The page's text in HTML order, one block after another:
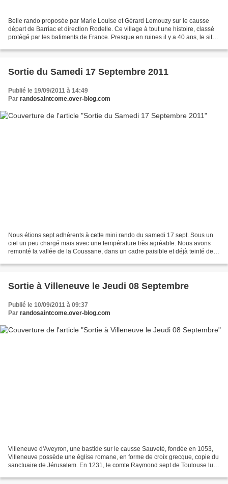
Belle rando proposée par Marie Louise et Gérard Lemouzy sur le causse
départ de Barriac et direction Rodelle. Ce village à tout une histoire, classé
protégé par les batiments de France. Presque en ruines il y a 40 ans, le site
Sortie du Samedi 17 Septembre 2011
Publié le 19/09/2011 à 14:49
Par randosaintcome.over-blog.com
Nous étions sept adhérents à cette mini rando du samedi 17 sept. Sous un
ciel un peu chargé mais avec une température très agréable. Nous avons
remonté la vallée de la Coussane, dans un cadre paisible et déjà teinté de
Sortie à Villeneuve le Jeudi 08 Septembre
Publié le 10/09/2011 à 09:37
Par randosaintcome.over-blog.com
Villeneuve d'Aveyron, une bastide sur le causse Sauveté, fondée en 1053,
Villeneuve possède une église romane, en forme de croix grecque, copie du
sanctuaire de Jérusalem. En 1231, le comte Raymond sept de Toulouse lui